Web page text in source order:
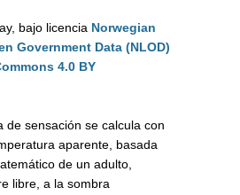
bajo licencia Norwegian
Government Data (NLOD)
4.0 BY
de sensación se calcula con
aparente, basada
de un adulto,
libre, a la sombra